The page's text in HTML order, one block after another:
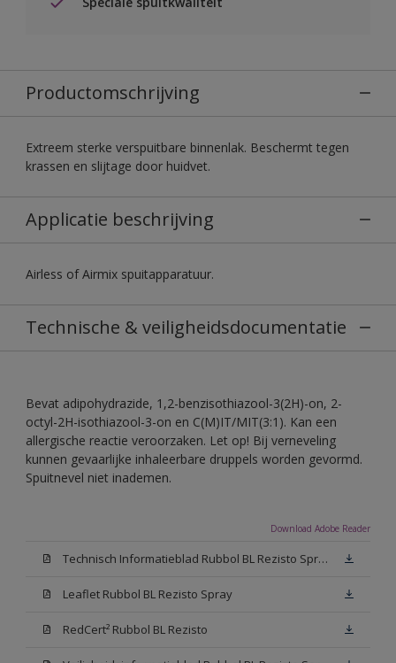
Productomschrijving
Extreem sterke verspuitbare binnenlak. Beschermt tegen
krassen en slijtage door huidvet.
Applicatie beschrijving
Airless of Airmix spuitapparatuur.
Technische & veiligheidsdocumentatie
Bevat adipohydrazide, 1,2-benzisothiazool-3(2H)-on, 2-
octyl-2H-isothiazool-3-on en C(M)IT/MIT(3:1). Kan een
allergische reactie veroorzaken. Let op! Bij verneveling
kunnen gevaarlijke inhaleerbare druppels worden gevormd.
Spuitnevel niet inademen.
Download Adobe Reader
Technisch Informatieblad Rubbol BL Rezisto Spray (PDF)
Leaflet Rubbol BL Rezisto Spray
RedCert² Rubbol BL Rezisto